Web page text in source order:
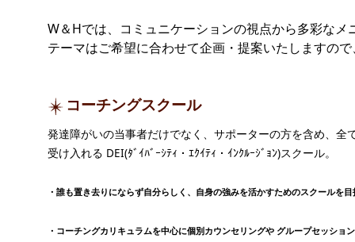
W＆Hでは、コミュニケーションの視点から多彩な
テーマはご希望に合わせて企画・提案いたしますの
コーチングスクール
発達障がいの当事者だけでなく、サポーターの方を含め、全
受け入れる DEI(ﾀﾞｲﾊﾞｰｼﾃｨ・ｴｸｲﾃｨ・ｲﾝｸﾙｰｼﾞｮﾝ)スクール。
・誰も置き去りにならず自分らしく、自身の強みを活かすためのスクールを
・コーチングカリキュラムを中心に個別カウンセリングや グループセッショ